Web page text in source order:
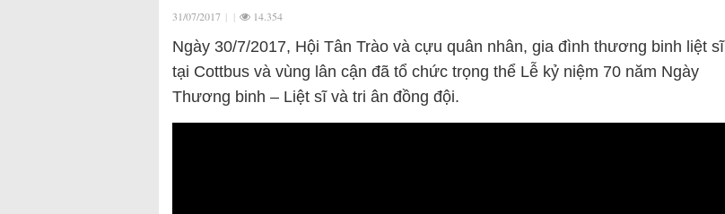
31/07/2017 | | 14.354
Ngày 30/7/2017, Hội Tân Trào và cựu quân nhân, gia đình thương binh liệt sĩ
tại Cottbus và vùng lân cận đã tổ chức trọng thể Lễ kỷ niệm 70 năm Ngày
Thương binh – Liệt sĩ và tri ân đồng đội.